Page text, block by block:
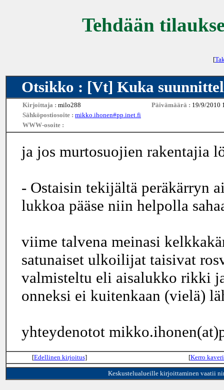
Tehdään
[
Otsikko : [Vt] Kuka
Kirjoittaja : milo288 Päivämäärä : 19/9/2010
Sähköpostiosoite : mikko.ihonen#pp.inet.fi
WWW-osoite :
ja jos murtosuojien rakentajia
- Ostaisin tekijältä peräkärryn
lukkoa pääse niin helpolla
viime talvena meinasi
satunaiset ulkoilijat taisivat
valmisteltu eli aisalukko rikki
onneksi ei kuitenkaan (vielä)
yhteydenotot
[Edellinen kirjoitus] [Kerro
Keskustelualueille kirjoittaminen vaatii